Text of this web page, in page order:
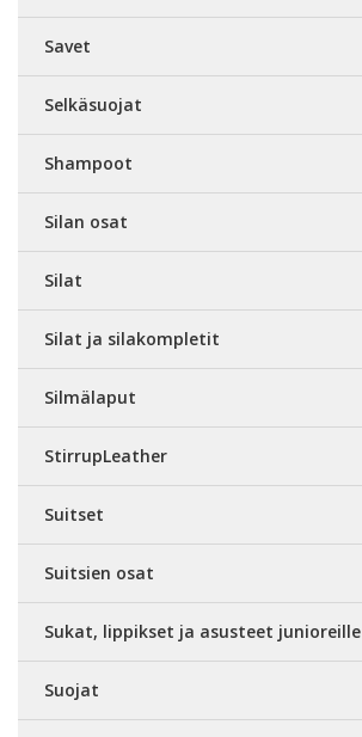
Savet
Selkäsuojat
Shampoot
Silan osat
Silat
Silat ja silakompletit
Silmälaput
StirrupLeather
Suitset
Suitsien osat
Sukat, lippikset ja asusteet junioreille
Suojat